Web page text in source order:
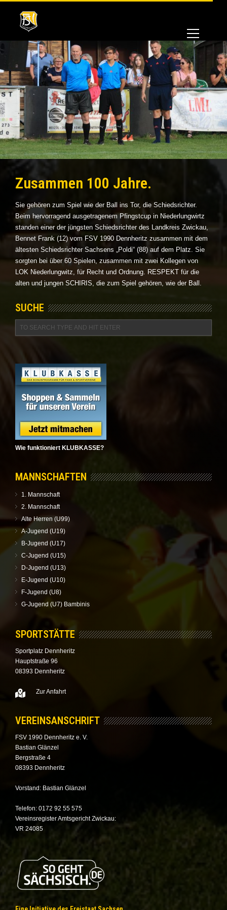
Zusammen 100 Jahre.
Sie gehören zum Spiel wie der Ball ins Tor, die Schiedsrichter.
Beim hervorragend ausgetragenem Pfingstcup in Niederlungwirtz
standen einer der jüngsten Schiedsrichter des Landkreis Zwickau,
Bennet Frank (12) vom FSV 1990 Dennheritz zusammen mit dem
ältesten Schiedsrichter Sachsens „Poldi“ (88) auf dem Platz. Sie
sorgten bei über 60 Spielen, zusammen mit zwei Kollegen von
LOK Niederlungwitz, für Recht und Ordnung. RESPEKT für die
alten und jungen SCHIRIS, die zum Spiel gehören, wie der Ball.
SUCHE
Wie funktioniert KLUBKASSE?
MANNSCHAFTEN
1. Mannschaft
2. Mannschaft
Alte Herren (U99)
A-Jugend (U19)
B-Jugend (U17)
C-Jugend (U15)
D-Jugend (U13)
E-Jugend (U10)
F-Jugend (U8)
G-Jugend (U7) Bambinis
SPORTSTÄTTE
Sportplatz Dennheritz
Hauptstraße 96
08393 Dennheritz
Zur Anfahrt
VEREINSANSCHRIFT
FSV 1990 Dennheritz e. V.
Bastian Glänzel
Bergstraße 4
08393 Dennheritz
Vorstand: Bastian Glänzel
Telefon: 0172 92 55 575
Vereinsregister Amtsgericht Zwickau:
VR 24085